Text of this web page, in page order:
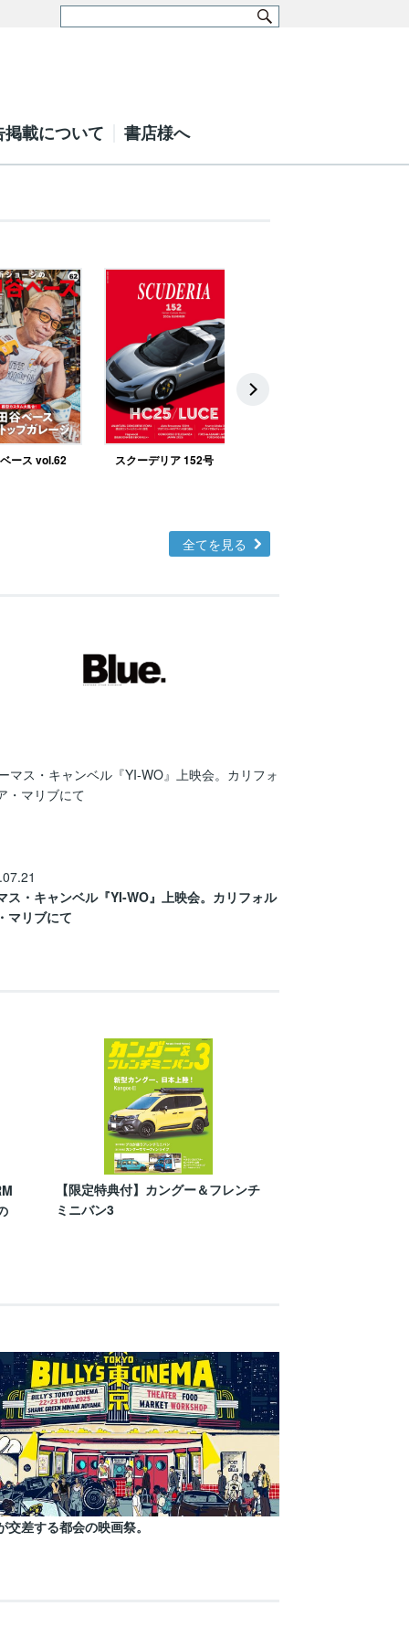
掲載について 書店様へ
ース vol.62 スクーデリア 152号
全てを見る
ス・キャンベル『YI-WO』上映会。カリフォル
マリブにて
【限定特典付】カングー＆フレンチ
ミニバン3
交差する都会の映画祭。